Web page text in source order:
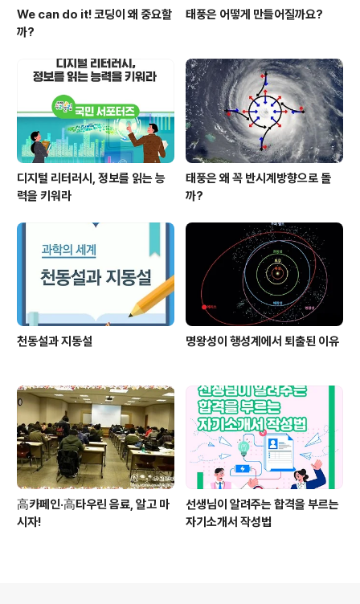
We can do it! 코딩이 왜 중요할
까?
태풍은 어떻게 만들어질까요?
디지털 리터러시, 정보를 읽는 능
력을 키워라
태풍은 왜 꼭 반시계방향으로 돌
까?
천동설과 지동설 명왕성이 행성계에서 퇴출된 이유
高카페인·高타우린 음료, 알고 마
시자!
선생님이 알려주는 합격을 부르는
자기소개서 작성법